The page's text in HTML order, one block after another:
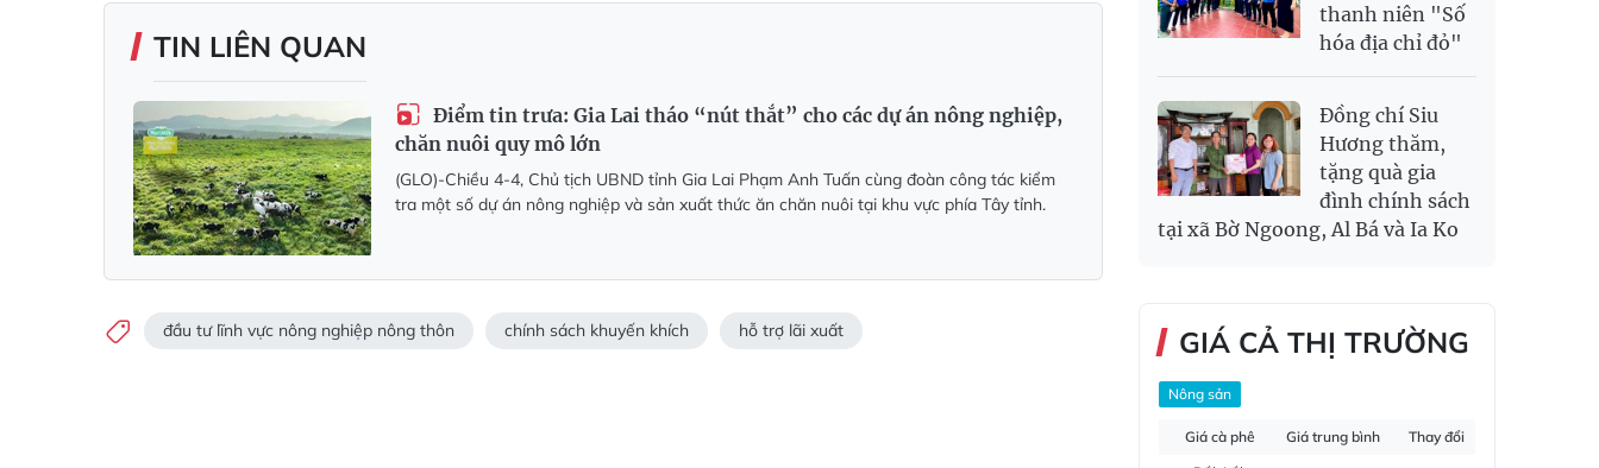
TIN LIÊN QUAN
Điểm tin trưa: Gia Lai tháo “nút thắt” cho các dự án nông nghiệp,
chăn nuôi quy mô lớn
(GLO)-Chiều 4-4, Chủ tịch UBND tỉnh Gia Lai Phạm Anh Tuấn cùng đoàn công tác kiểm
tra một số dự án nông nghiệp và sản xuất thức ăn chăn nuôi tại khu vực phía Tây tỉnh.
đầu tư lĩnh vực nông nghiệp nông thôn chính sách khuyến khích hỗ trợ lãi xuất
thanh niên "Số
hóa địa chỉ đỏ"
Đồng chí Siu
Hương thăm,
tặng quà gia
đình chính sách
tại xã Bờ Ngoong, Al Bá và Ia Ko
GIÁ CẢ THỊ TRƯỜNG
Nông sản
Giá cà phê Giá trung bình
Thay đổi